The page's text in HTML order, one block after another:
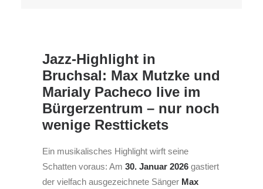
Jazz-Highlight in
Bruchsal: Max Mutzke und
Marialy Pacheco live im
Bürgerzentrum – nur noch
wenige Resttickets
Ein musikalisches Highlight wirft seine
Schatten voraus: Am 30. Januar 2026 gastiert
der vielfach ausgezeichnete Sänger Max